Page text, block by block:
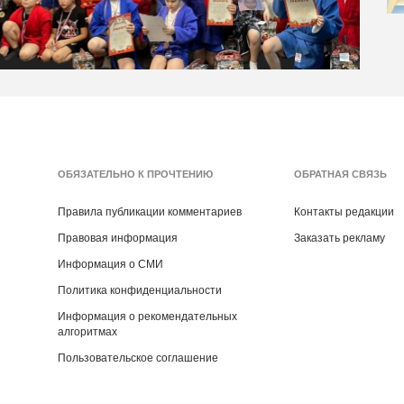
ОБЯЗАТЕЛЬНО К ПРОЧТЕНИЮ
Правила публикации комментариев
Правовая информация
Информация о СМИ
Политика конфиденциальности
Информация о рекомендательных
алгоритмах
Пользовательское соглашение
ОБРАТНАЯ СВЯЗЬ
Контакты редакции
Заказать рекламу